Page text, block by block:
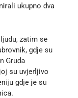
ukupno dva
zatim se
gdje su
Gruda
su uvjerljivo
gdje je su